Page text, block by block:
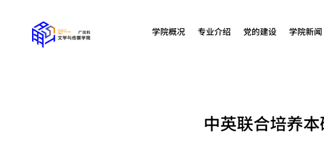
学院概况 专业介绍 党的建设 学院新闻
中英联合培养